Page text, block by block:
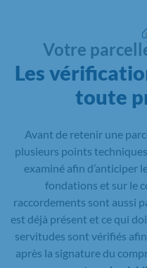
Votre
Les
toute
Avant de retenir une
plusieurs points
examiné afin d’anticiper
fondations et sur le
raccordements sont aussi
est déjà présent et ce qui
servitudes sont vérifiés
après la signature du